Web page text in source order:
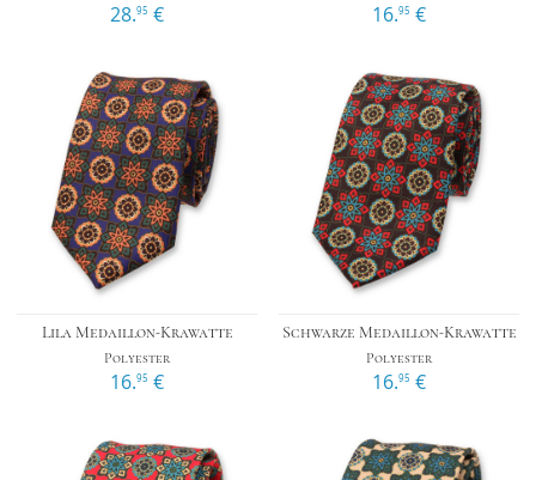
28.95 € 16.95 €
Lila Medaillon-Krawatte
Polyester
16.95 €
Schwarze Medaillon-Krawatte
Polyester
16.95 €